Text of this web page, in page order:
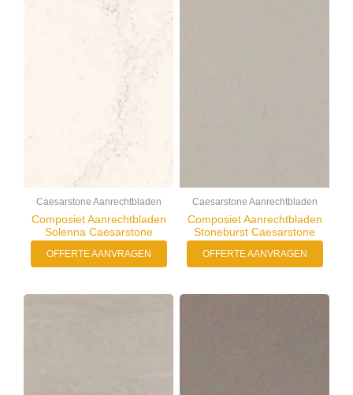
Caesarstone Aanrechtbladen
Composiet Aanrechtbladen
Solenna Caesarstone
OFFERTE AANVRAGEN
Caesarstone Aanrechtbladen
Composiet Aanrechtbladen
Stoneburst Caesarstone
OFFERTE AANVRAGEN